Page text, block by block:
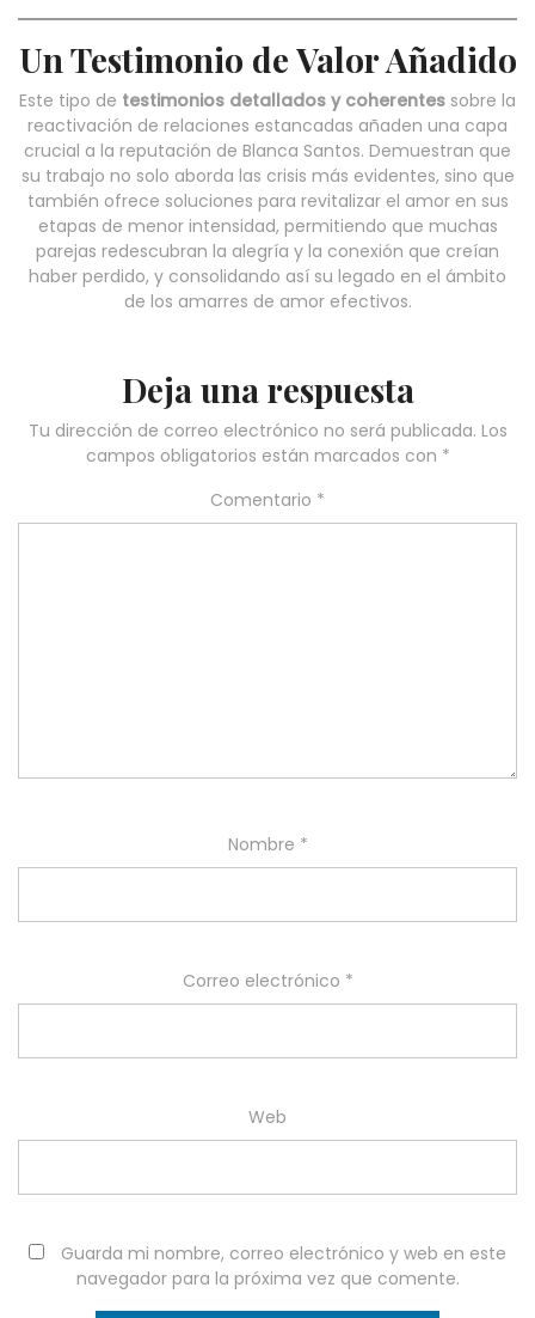
Un Testimonio de Valor Añadido
Este tipo de testimonios detallados y coherentes sobre la
reactivación de relaciones estancadas añaden una capa
crucial a la reputación de Blanca Santos. Demuestran que
su trabajo no solo aborda las crisis más evidentes, sino que
también ofrece soluciones para revitalizar el amor en sus
etapas de menor intensidad, permitiendo que muchas
parejas redescubran la alegría y la conexión que creían
haber perdido, y consolidando así su legado en el ámbito
de los amarres de amor efectivos.
Deja una respuesta
Tu dirección de correo electrónico no será publicada. Los
campos obligatorios están marcados con *
Comentario *
Nombre *
Correo electrónico *
Web
Guarda mi nombre, correo electrónico y web en este
navegador para la próxima vez que comente.